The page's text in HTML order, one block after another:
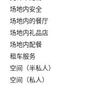
场地内安全
场地内的餐厅
场地内礼品店
场地内配餐
租车服务
空间（半私人）
空间（私人）